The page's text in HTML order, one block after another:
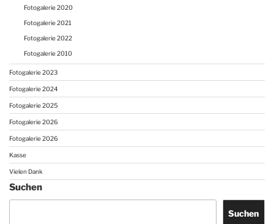
Fotogalerie 2020
Fotogalerie 2021
Fotogalerie 2022
Fotogalerie 2010
Fotogalerie 2023
Fotogalerie 2024
Fotogalerie 2025
Fotogalerie 2026
Fotogalerie 2026
Kasse
Vielen Dank
Suchen
Suchen